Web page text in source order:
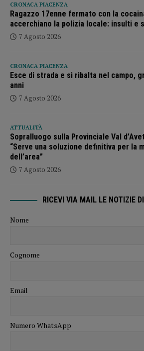
CRONACA PIACENZA
Ragazzo 17enne fermato con la
accerchiano la polizia locale: insulti e
7 Agosto 2026
CRONACA PIACENZA
Esce di strada e si ribalta nel campo,
anni
7 Agosto 2026
ATTUALITÀ
Sopralluogo sulla Provinciale Val
“Serve una soluzione definitiva per la
dell’area”
7 Agosto 2026
RICEVI VIA MAIL LE NOTIZIE
Nome
Cognome
Email
Numero WhatsApp